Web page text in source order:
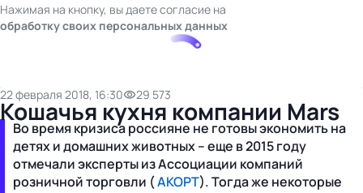
Нажимая на кнопку, вы даете согласие на
обработку своих персональных данных
22 февраля 2018, 16:30 29 573
Кошачья кухня компании Mars
Во время кризиса россияне не готовы экономить на
детях и домашних животных – еще в 2015 году
отмечали эксперты из Ассоциации компаний
розничной торговли (АКОРТ). Тогда же некоторые